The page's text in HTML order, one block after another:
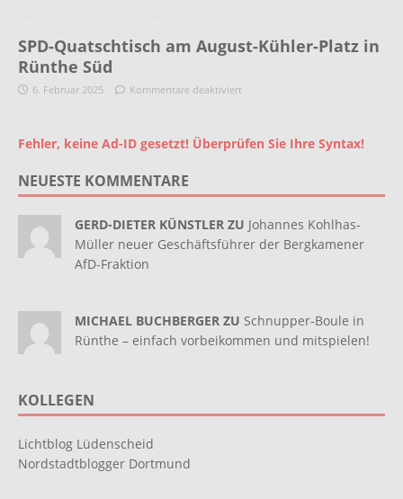
SPD-Quatschtisch am August-Kühler-Platz in
Rünthe Süd
6. Februar 2025 Kommentare deaktiviert
Fehler, keine Ad-ID gesetzt! Überprüfen Sie Ihre Syntax!
NEUESTE KOMMENTARE
GERD-DIETER KÜNSTLER ZU Johannes Kohlhas-
Müller neuer Geschäftsführer der Bergkamener
AfD-Fraktion
MICHAEL BUCHBERGER ZU Schnupper-Boule in
Rünthe – einfach vorbeikommen und mitspielen!
KOLLEGEN
Lichtblog Lüdenscheid
Nordstadtblogger Dortmund